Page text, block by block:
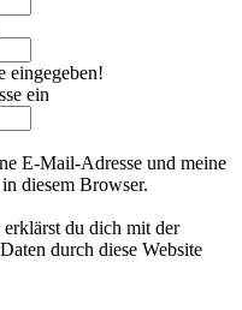
eingegeben!
ein
E-Mail-Adresse und meine
diesem Browser.
du dich mit der
durch diese Website